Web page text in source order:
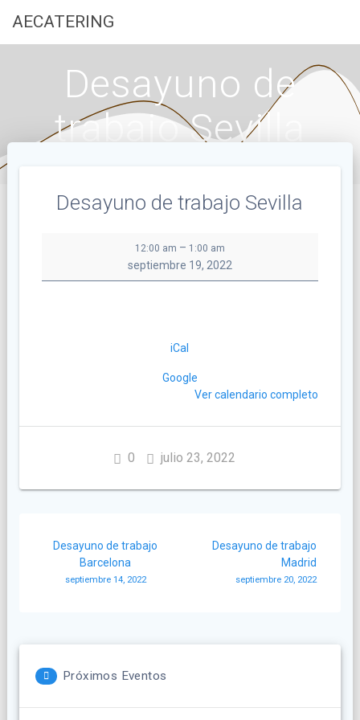
AECATERING
Desayuno de
trabajo Sevilla
Desayuno de trabajo Sevilla
de
trabajo
12:00 am – 1:00 am
septiembre 19, 2022
iCal
Google
Ver calendario completo
0 julio 23, 2022
Desayuno de trabajo
Barcelona
septiembre 14, 2022
Desayuno de trabajo
Madrid
septiembre 20, 2022
Próximos Eventos